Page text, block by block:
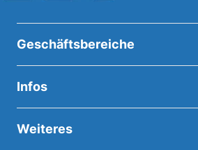
Geschäftsbereiche
Infos
Weiteres